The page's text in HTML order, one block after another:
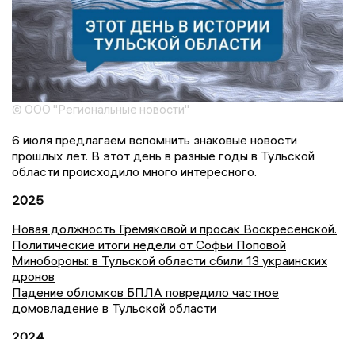
© ООО "Региональные новости"
6 июля предлагаем вспомнить знаковые новости
прошлых лет. В этот день в разные годы в Тульской
области происходило много интересного.
2025
Новая должность Гремяковой и просак Воскресенской.
Политические итоги недели от Софьи Поповой
Минобороны: в Тульской области сбили 13 украинских
дронов
Падение обломков БПЛА повредило частное
домовладение в Тульской области